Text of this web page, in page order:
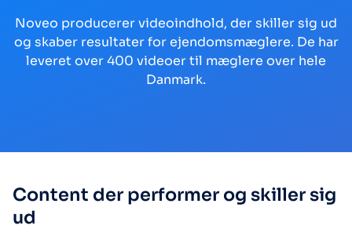
Noveo producerer videoindhold, der skiller sig ud
og skaber resultater for ejendomsmæglere. De har
leveret over 400 videoer til mæglere over hele
Danmark.
Content der performer og skiller sig
ud